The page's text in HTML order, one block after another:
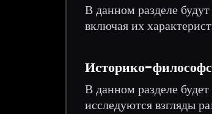
В данном разделе
включая их
Историко-
В данном разделе
исследуются взгляды